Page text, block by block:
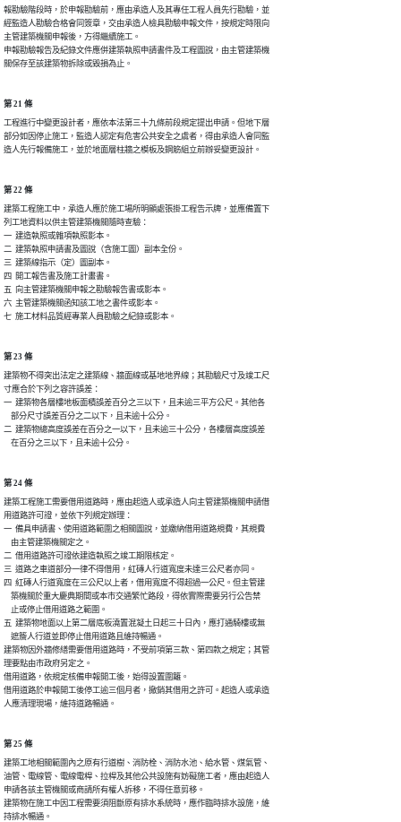
報勘驗階段時，於申報勘驗前，應由承造人及其專任工程人員先行勘驗，並
經監造人勘驗合格會同簽章，交由承造人檢具勘驗申報文件，按規定時限向
主管建築機關申報後，方得繼續施工。
申報勘驗報告及紀錄文件應併建築執照申請書件及工程圖說，由主管建築機
關保存至該建築物拆除或毀損為止。
第 21 條
工程進行中變更設計者，應依本法第三十九條前段規定提出申請。但地下層
部分如因停止施工，監造人認定有危害公共安全之虞者，得由承造人會同監
造人先行報備施工，並於地面層柱牆之模板及鋼筋組立前辦妥變更設計。
第 22 條
建築工程施工中，承造人應於施工場所明顯處張掛工程告示牌，並應備置下
列工地資料以供主管建築機關隨時查驗：
一  建造執照或雜項執照影本。
二  建築執照申請書及圖說（含施工圖）副本全份。
三  建築線指示（定）圖副本。
四  開工報告書及施工計畫書。
五  向主管建築機關申報之勘驗報告書或影本。
六  主管建築機關函知該工地之書件或影本。
七  施工材料品質經專業人員勘驗之紀錄或影本。
第 23 條
建築物不得突出法定之建築線、牆面線或基地地界線；其勘驗尺寸及竣工尺
寸應合於下列之容許誤差：
一  建築物各層樓地板面積誤差百分之三以下，且未逾三平方公尺。其他各
    部分尺寸誤差百分之二以下，且未逾十公分。
二  建築物總高度誤差在百分之一以下，且未逾三十公分，各樓層高度誤差
    在百分之三以下，且未逾十公分。
第 24 條
建築工程施工需要借用道路時，應由起造人或承造人向主管建築機關申請借
用道路許可證，並依下列規定辦理：
一  備具申請書、使用道路範圍之相關圖說，並繳納借用道路規費，其規費
    由主管建築機關定之。
二  借用道路許可證依建造執照之竣工期限核定。
三  道路之車道部分一律不得借用，紅磚人行道寬度未達三公尺者亦同。
四  紅磚人行道寬度在三公尺以上者，借用寬度不得超過一公尺。但主管建
    築機關於重大慶典期間或本市交通繁忙路段，得依實際需要另行公告禁
    止或停止借用道路之範圍。
五  建築物地面以上第二層底板澆置混凝土日起三十日內，應打通騎樓或無
    遮簷人行道並即停止借用道路且維持暢通。
建築物因外牆修繕需要借用道路時，不受前項第三款、第四款之規定；其管
理要點由市政府另定之。
借用道路，依規定核備申報開工後，始得設置圍籬。
借用道路於申報開工後停工逾三個月者，撤銷其借用之許可。起造人或承造
人應清理現場，維持道路暢通。
第 25 條
建築工地相關範圍內之原有行道樹、消防栓、消防水池、給水管、煤氣管、
油管、電線管、電線電桿、拉桿及其他公共設施有妨礙施工者，應由起造人
申請各該主管機關或商請所有權人拆移，不得任意剪移。
建築物在施工中因工程需要須阻斷原有排水系統時，應作臨時排水設施，維
持排水暢通。